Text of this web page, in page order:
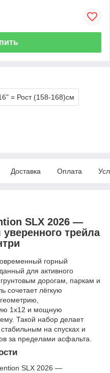
= Рост (158-168)см
Доставка Оплата
SLX 2026 —
трейла
горный
для активного
дорогам, паркам и
сочетает лёгкую
1x12 и мощную
Такой набор делает
на спусках и
за пределами асфальта.
SLX 2026 —